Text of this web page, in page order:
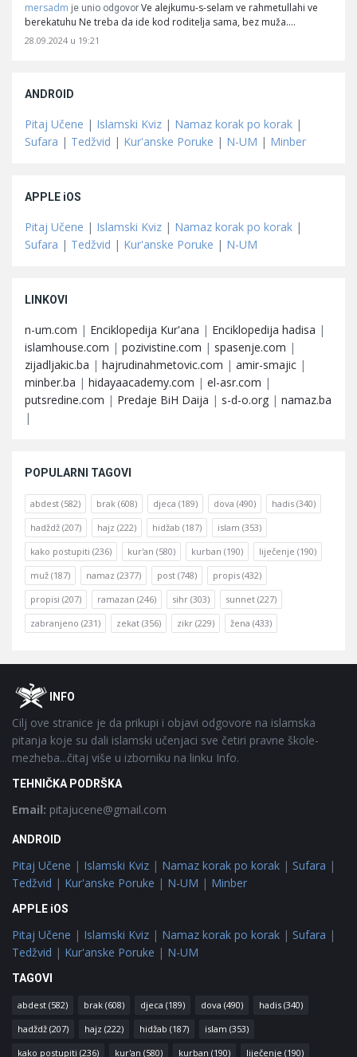
mersadm je unio odgovor Ve alejkumu-s-selam ve rahmetullahi ve
berekatuhu Ne treba da ide kod roditelja sama, bez muža.…
28.09.2024 u 19:21
ANDROID
Pitaj Učene | Islamski Kviz | Namaz korak po korak |
Sufara | Tedžvid | Kur'anske Poruke | N-UM | Minber
APPLE iOS
Pitaj Učene | Islamski Kviz | Namaz korak po korak |
Sufara | Tedžvid | Kur'anske Poruke | N-UM
LINKOVI
n-um.com | Enciklopedija Kur'ana | Enciklopedija hadisa |
islamhouse.com | pozivistine.com | spasenje.com |
zijadljakic.ba | hajrudinahmetovic.com | amir-smajic |
minber.ba | hidayaacademy.com | el-asr.com |
putsredine.com | Predaje BiH Daija | s-d-o.org | namaz.ba
|
POPULARNI TAGOVI
abdest (582) brak (608) djeca (189) dova (490) hadis (340)
hadždž (207) hajz (222) hidžab (187) islam (353)
kako postupiti (236) kur'an (580) kurban (190) liječenje (190)
muž (187) namaz (2377) post (748) propis (432)
propisi (207) ramazan (246) sihr (303) sunnet (227)
zabranjeno (231) zekat (356) zikr (229) žena (433)
FooterOINFO
Cilj ove stranice je da prikupi i objavi odgovore na islamska
pitanja koje su dali islamski učenjaci sve četiri pravne škole-
mezheba...čitaj više u izborniku na linku Info.
TEHNIČKA PODRŠKA
Email: pitajucene@gmail.com
ANDROID
Pitaj Učene | Islamski Kviz | Namaz korak po korak | Sufara |
Tedžvid | Kur'anske Poruke | N-UM | Minber
APPLE iOS
Pitaj Učene | Islamski Kviz | Namaz korak po korak | Sufara |
Tedžvid | Kur'anske Poruke | N-UM
TAGOVI
abdest (582) brak (608) djeca (189) dova (490) hadis (340)
hadždž (207) hajz (222) hidžab (187) islam (353)
kako postupiti (236) kur'an (580) kurban (190) liječenje (190)